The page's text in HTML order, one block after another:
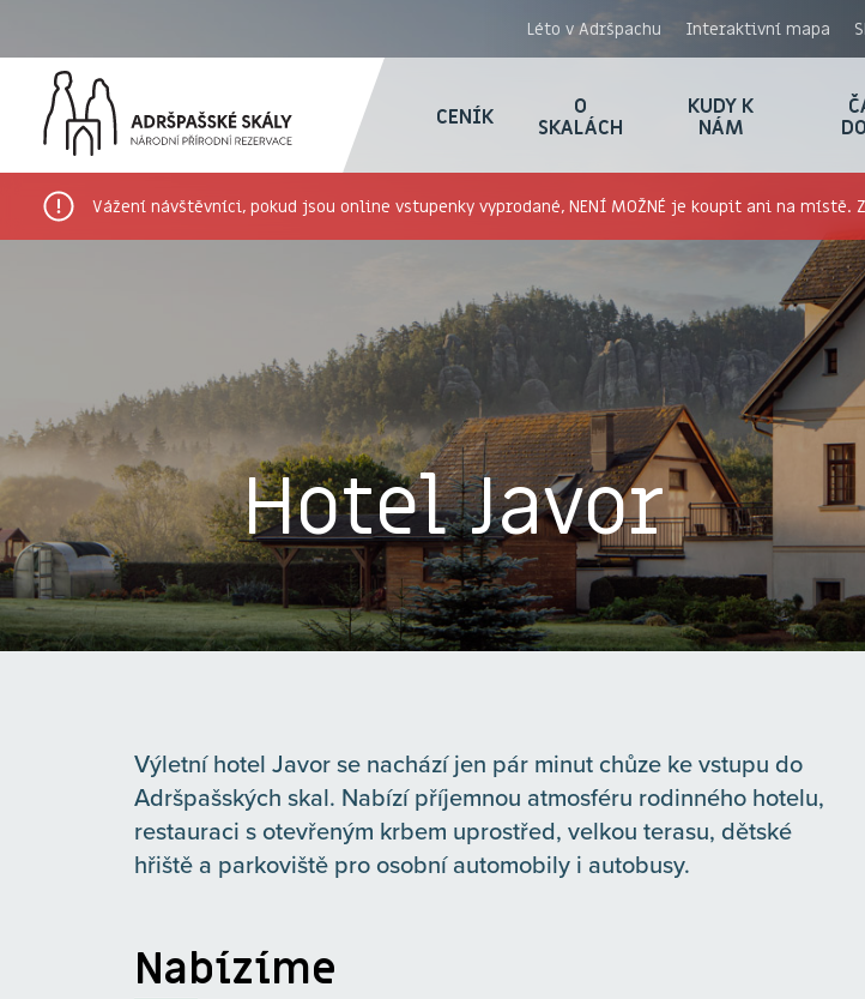
Léto v Adršpachu Interaktivní mapa
CENÍK
O
SKALÁCH
KUDY K
NÁM
Vážení návštěvníci, pokud jsou online vstupenky vyprodané, NENÍ MOŽNÉ je koupit ani na
Hotel Javor
Výletní hotel Javor se nachází jen pár minut chůze ke vstupu do
Adršpašských skal. Nabízí příjemnou atmosféru rodinného hotelu,
restauraci s otevřeným krbem uprostřed, velkou terasu, dětské
hřiště a parkoviště pro osobní automobily i autobusy.
Nabízíme